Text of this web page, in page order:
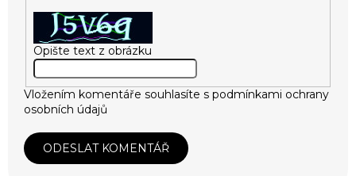
Opište text z obrázku
Vložením komentáře souhlasíte s podmínkami ochrany
osobních údajů
ODESLAT KOMENTÁŘ